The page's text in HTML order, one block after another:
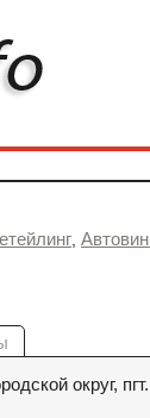
,
округ,